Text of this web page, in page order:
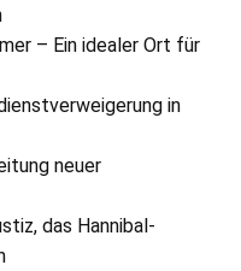
– Ein idealer Ort für
in
neuer
das Hannibal-